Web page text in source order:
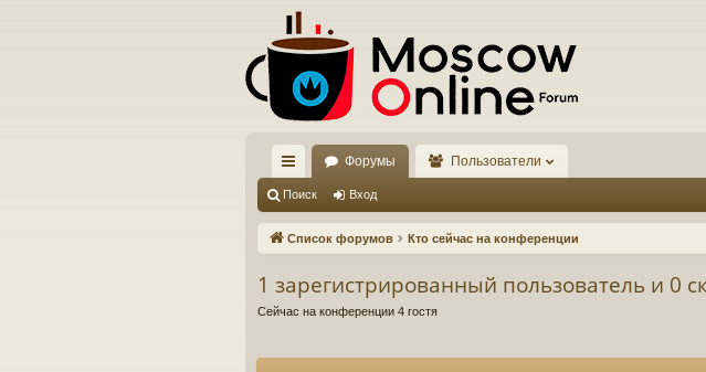
с
ы
и
Форумы Пользователи
Поиск Вход
Список форумов Кто сейчас на конференции
1 зарегистрированный пользователь и 0
Сейчас на конференции 4 гостя